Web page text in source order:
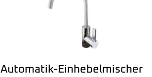
Automatik-Einhebelmischer